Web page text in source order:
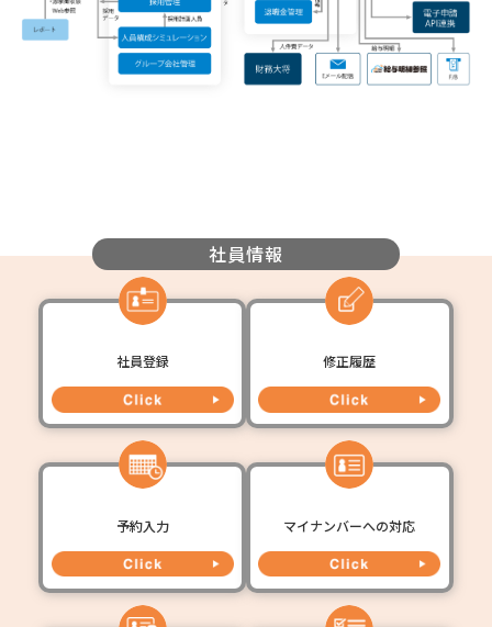
社員情報
社員登録 修正履歴
予約入力 マイナンバーへの対応